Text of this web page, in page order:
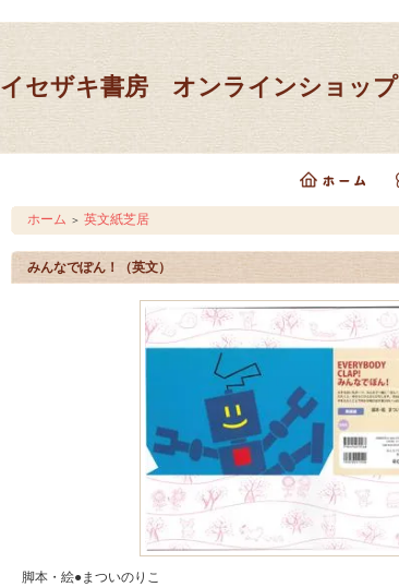
イセザキ書房 オンラインショップ
ホーム ＞ 英文紙芝居
みんなでぽん！（英文）
脚本・絵●まついのりこ